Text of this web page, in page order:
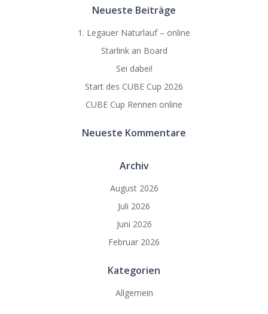
Neueste Beiträge
1. Legauer Naturlauf – online
Starlink an Board
Sei dabei!
Start des CUBE Cup 2026
CUBE Cup Rennen online
Neueste Kommentare
Archiv
August 2026
Juli 2026
Juni 2026
Februar 2026
Kategorien
Allgemein